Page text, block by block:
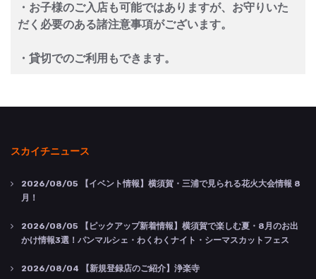
・お子様のご入店も可能ではありますが、お守りいた
だく必要のある諸注意事項がございます。
・貸切でのご利用もできます。
スカイチニュース
2026/08/05 【イベント情報】横須賀・三浦で見られる花火大会情報 8
月！
2026/08/05 【ピックアップ新着情報】横須賀で楽しむ夏・8月のお出
かけ情報3選！パンマルシェ・わくわくナイト・シーマスカットフェス
2026/08/04 【新規登録店のご紹介】浄楽寺